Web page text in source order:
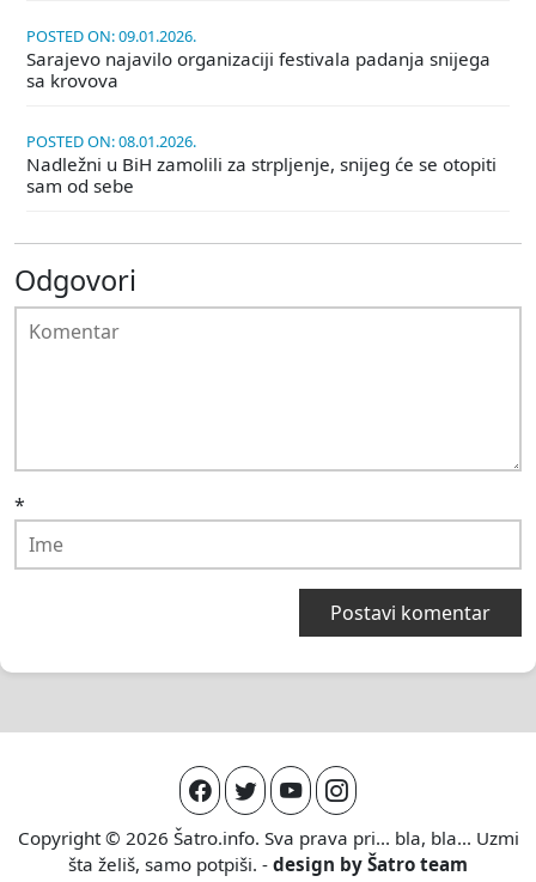
POSTED ON: 09.01.2026.
Sarajevo najavilo organizaciji festivala padanja snijega
sa krovova
POSTED ON: 08.01.2026.
Nadležni u BiH zamolili za strpljenje, snijeg će se otopiti
sam od sebe
Odgovori
*
Copyright © 2026 Šatro.info. Sva prava pri... bla, bla... Uzmi
šta želiš, samo potpiši. - design by Šatro team